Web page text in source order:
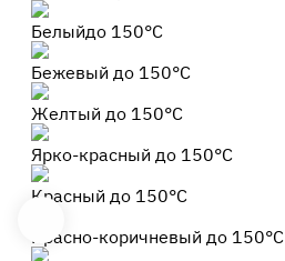
Белыйдо 150°С
Бежевый до 150°С
Желтый до 150°С
Ярко-красный до 150°С
Красный до 150°С
Красно-коричневый до 150°С